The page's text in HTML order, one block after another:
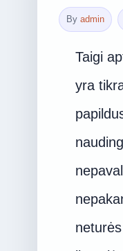
By admin
Taigi
yra